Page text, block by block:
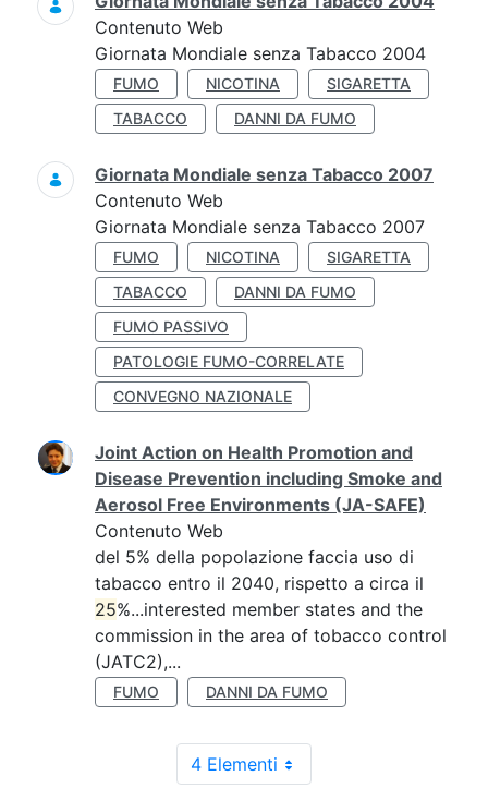
Contenuto Web
Giornata Mondiale senza Tabacco 2004
FUMO NICOTINA
SIGARETTA
TABACCO
DANNI DA FUMO
Giornata Mondiale senza Tabacco 2007
Contenuto Web
Giornata Mondiale senza Tabacco 2007
FUMO NICOTINA
SIGARETTA
TABACCO
DANNI DA FUMO
FUMO PASSIVO
PATOLOGIE FUMO-CORRELATE
CONVEGNO NAZIONALE
Joint Action on Health Promotion and
Disease Prevention including Smoke and
Aerosol Free Environments (JA-SAFE)
Contenuto Web
del 5% della popolazione faccia uso di
tabacco entro il 2040, rispetto a circa il
25%...interested member states and the
commission in the area of tobacco control
(JATC2),...
FUMO DANNI DA FUMO
4 Elementi